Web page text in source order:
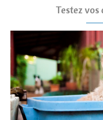
Testez vos